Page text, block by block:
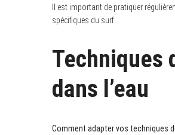
Il est important de pratiquer
spécifiques du surf.
Techniques
dans l’eau
Comment adapter vos techniques